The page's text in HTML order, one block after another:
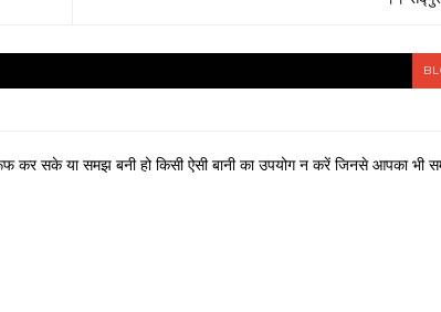
कर सके या समझ बनी हो किसी ऐसी बानी का उपयोग न करें जिनसे आपका भी